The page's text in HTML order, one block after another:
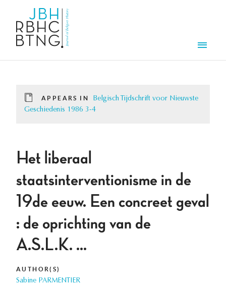
APPEARS IN
Belgisch Tijdschrift voor Nieuwste
Geschiedenis 1986 3-4
Het liberaal
staatsinterventionisme in de
19de eeuw. Een concreet geval
: de oprichting van de
A.S.L.K. ...
AUTHOR(S)
Sabine PARMENTIER